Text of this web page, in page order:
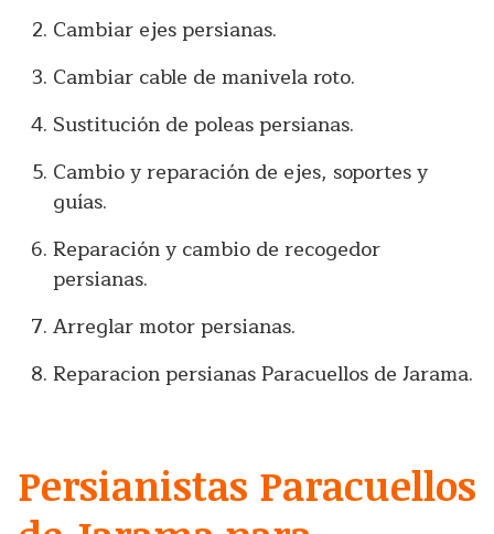
Cambiar ejes persianas.
Cambiar cable de manivela roto.
Sustitución de poleas persianas.
Cambio y reparación de ejes, soportes y
guías.
Reparación y cambio de recogedor
persianas.
Arreglar motor persianas.
Reparacion persianas Paracuellos de Jarama.
Persianistas Paracuellos